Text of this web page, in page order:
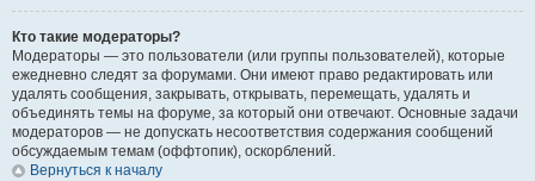
Кто такие модераторы?
Модераторы — это пользователи (или группы пользователей), которые
ежедневно следят за форумами. Они имеют право редактировать или
удалять сообщения, закрывать, открывать, перемещать, удалять и
объединять темы на форуме, за который они отвечают. Основные задачи
модераторов — не допускать несоответствия содержания сообщений
обсуждаемым темам (оффтопик), оскорблений.
Вернуться к началу